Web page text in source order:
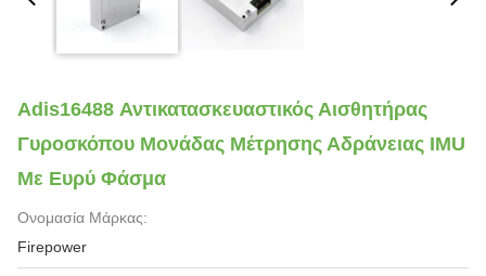
Adis16488 Αντικατασκευαστικός Αισθητήρας
Γυροσκόπου Μονάδας Μέτρησης Αδράνειας IMU
Με Ευρύ Φάσμα
Ονομασία Μάρκας:
Firepower